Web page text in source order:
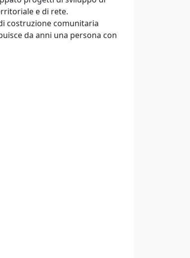
e di rete.
costruzione comunitaria
da anni una persona con